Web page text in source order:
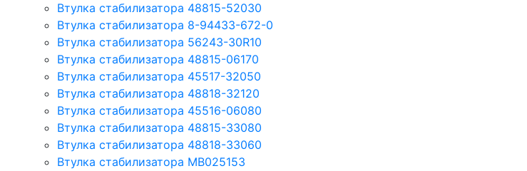
Втулка стабилизатора 48815-52030
Втулка стабилизатора 8-94433-672-0
Втулка стабилизатора 56243-30R10
Втулка стабилизатора 48815-06170
Втулка стабилизатора 45517-32050
Втулка стабилизатора 48818-32120
Втулка стабилизатора 45516-06080
Втулка стабилизатора 48815-33080
Втулка стабилизатора 48818-33060
Втулка стабилизатора MB025153